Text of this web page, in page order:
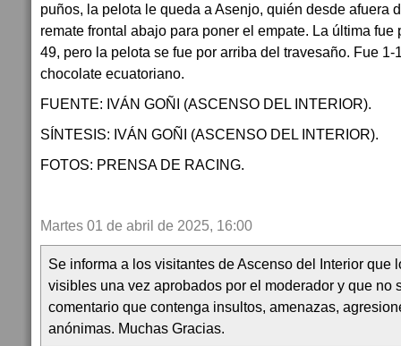
puños, la pelota le queda a Asenjo, quién desde afuera
remate frontal abajo para poner el empate. La última
49, pero la pelota se fue por arriba del travesaño. Fue 1-
chocolate ecuatoriano.
FUENTE: IVÁN GOÑI (ASCENSO DEL INTERIOR).
SÍNTESIS: IVÁN GOÑI (ASCENSO DEL INTERIOR).
FOTOS: PRENSA DE RACING.
Martes 01 de abril de 2025, 16:00
Se informa a los visitantes de Ascenso del Interior que
visibles una vez aprobados por el moderador y que no
comentario que contenga insultos, amenazas,
anónimas. Muchas Gracias.